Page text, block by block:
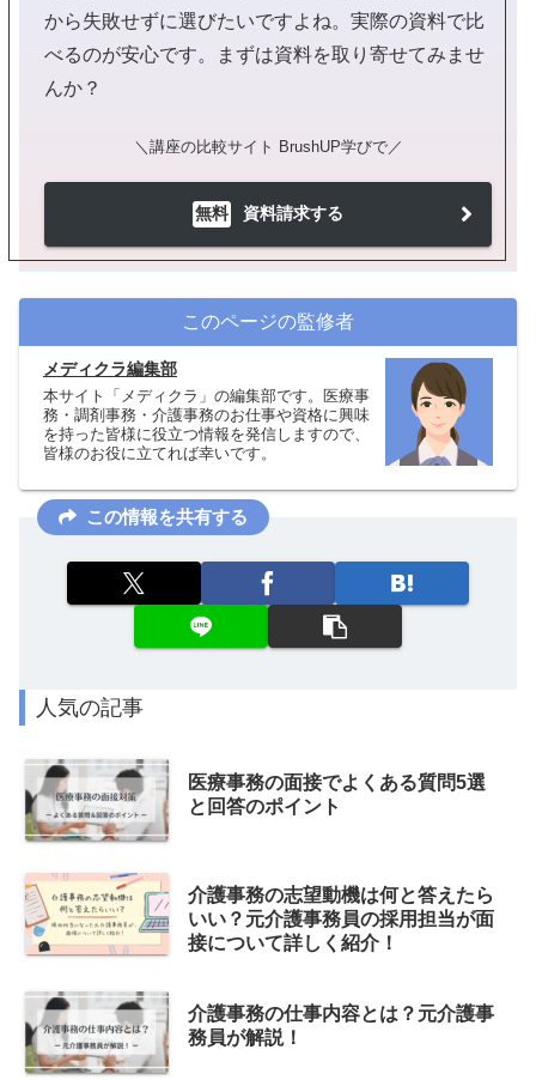
から失敗せずに選びたいですよね。実際の資料で比
べるのが安心です。まずは資料を取り寄せてみませ
んか？
＼講座の比較サイト BrushUP学びで／
無料 資料請求する
このページの監修者
メディクラ編集部
本サイト「メディクラ」の編集部です。医療事
務・調剤事務・介護事務のお仕事や資格に興味
を持った皆様に役立つ情報を発信しますので、
皆様のお役に立てれば幸いです。
この情報を共有する
人気の記事
医療事務の面接でよくある質問5選
と回答のポイント
介護事務の志望動機は何と答えたら
いい？元介護事務員の採用担当が面
接について詳しく紹介！
介護事務の仕事内容とは？元介護事
務員が解説！